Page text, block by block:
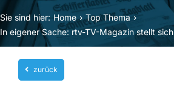
Home
Themen
Blog
Unternehmen
Sie sind hier: Home
Top Thema
In eigener Sache: rtv-TV-Magazin stellt
zurück